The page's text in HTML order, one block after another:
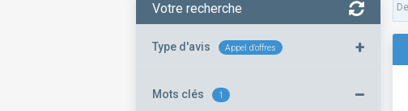
Votre recherche
Type d'avis Appel d'offres +
Mots clés 1 –